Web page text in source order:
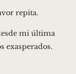
repita.
mi última
exasperados.